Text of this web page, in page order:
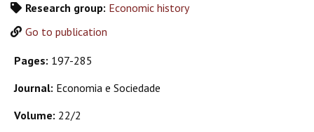
Research group: Economic history
Go to publication
Pages: 197-285
Journal: Economia e Sociedade
Volume: 22/2